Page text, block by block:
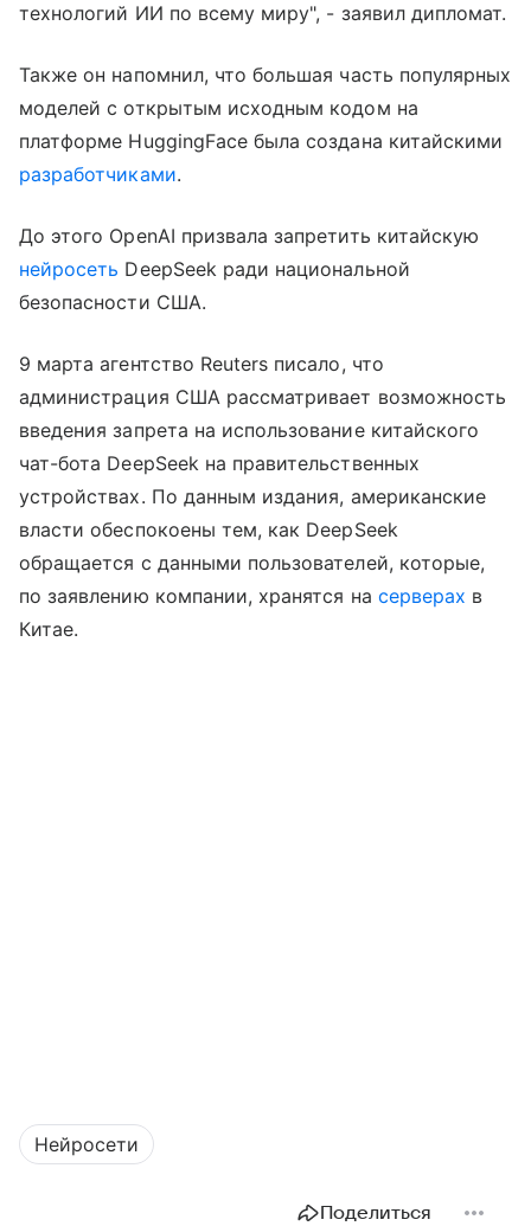
технологий ИИ по всему миру", - заявил дипломат.
Также он напомнил, что большая часть популярных
моделей с открытым исходным кодом на
платформе HuggingFace была создана китайскими
разработчиками.
До этого OpenAI призвала запретить китайскую
нейросеть DeepSeek ради национальной
безопасности США.
9 марта агентство Reuters писало, что
администрация США рассматривает возможность
введения запрета на использование китайского
чат-бота DeepSeek на правительственных
устройствах. По данным издания, американские
власти обеспокоены тем, как DeepSeek
обращается с данными пользователей, которые,
по заявлению компании, хранятся на серверах в
Китае.
Нейросети
Поделиться